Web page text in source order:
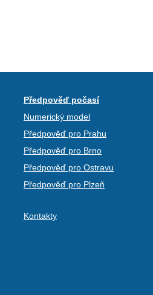
Předpověď počasí
Numerický model
Předpověď pro Prahu
Předpověď pro Brno
Předpověď pro Ostravu
Předpověď pro Plzeň
Kontakty